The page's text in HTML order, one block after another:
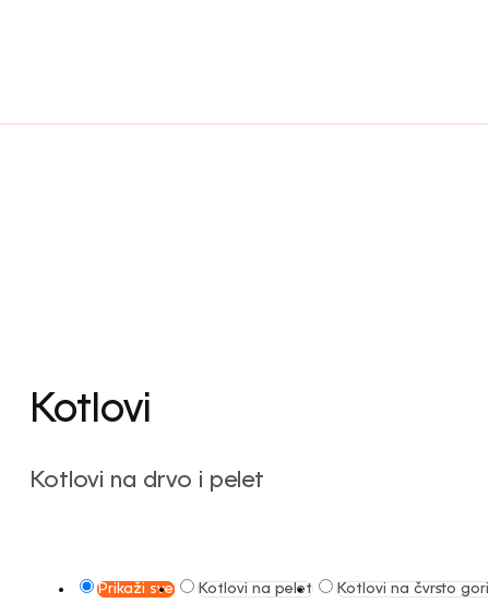
Kotlovi
Kotlovi na drvo i pelet
Prikaži sve Kotlovi na pelet Kotlovi na čvrsto